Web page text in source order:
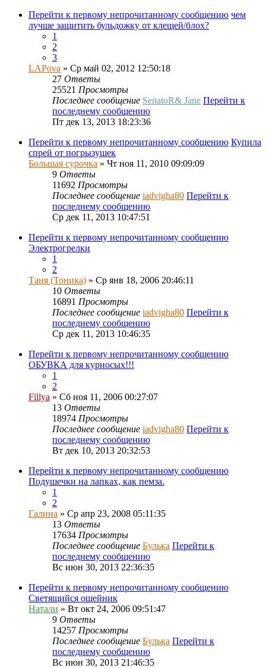
Перейти к первому непрочитанному сообщению чем
лучше защитить бульдожку от клещей/блох?
1
2
3
LAPova » Ср май 02, 2012 12:50:18
27 Ответы
25521 Просмотры
Последнее сообщение SenatoR& Jane Перейти к
последнему сообщению
Пт дек 13, 2013 18:23:36
Перейти к первому непрочитанному сообщению Купила
спрей от погрызушек
Большая сурочка » Чт ноя 11, 2010 09:09:09
9 Ответы
11692 Просмотры
Последнее сообщение iadvigha80 Перейти к
последнему сообщению
Ср дек 11, 2013 10:47:51
Перейти к первому непрочитанному сообщению
Электрогрелки
1
2
Таня (Тоника) » Ср янв 18, 2006 20:46:11
10 Ответы
16891 Просмотры
Последнее сообщение iadvigha80 Перейти к
последнему сообщению
Ср дек 11, 2013 10:46:35
Перейти к первому непрочитанному сообщению
ОБУВКА для курносых!!!
1
2
Fillya » Сб ноя 11, 2006 00:27:07
13 Ответы
18974 Просмотры
Последнее сообщение iadvigha80 Перейти к
последнему сообщению
Вт дек 10, 2013 20:32:53
Перейти к первому непрочитанному сообщению
Подушечки на лапках, как пемза.
1
2
Галина » Ср апр 23, 2008 05:11:35
13 Ответы
17634 Просмотры
Последнее сообщение Булька Перейти к
последнему сообщению
Вс июн 30, 2013 22:36:35
Перейти к первому непрочитанному сообщению
Светящийся ошейник
Натали » Вт окт 24, 2006 09:51:47
9 Ответы
14257 Просмотры
Последнее сообщение Булька Перейти к
последнему сообщению
Вс июн 30, 2013 21:46:35